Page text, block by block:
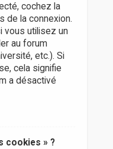
cochez la
de la connexion.
vous utilisez un
au forum
etc.). Si
cela signifie
a désactivé
cookies » ?